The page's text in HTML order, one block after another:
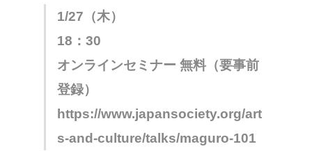
1/27（木）
18：30
オンラインセミナー 無料（要事前
登録）
https://www.japansociety.org/art
s-and-culture/talks/maguro-101